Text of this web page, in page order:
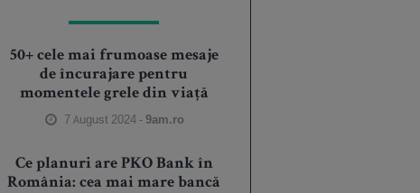
50+ cele mai frumoase mesaje
de încurajare pentru
momentele grele din viață
7 August 2024 -9am.ro
Ce planuri are PKO Bank în
România: cea mai mare bancă